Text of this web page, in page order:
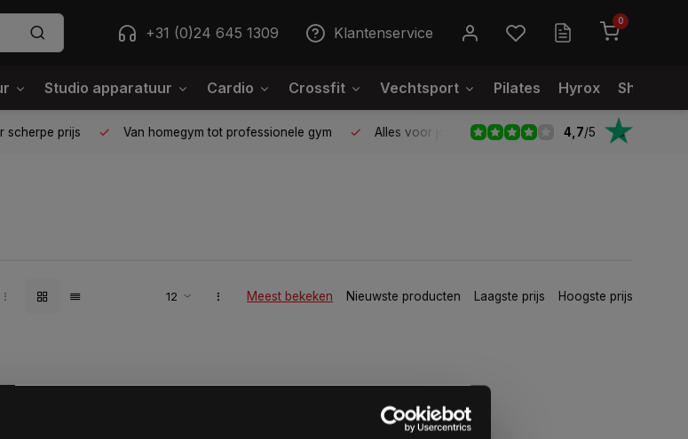
+31 (0)24 645 1309 Klantenservice
0
Studio apparatuur Cardio Crossfit Vechtsport Pilates Hyrox
prijs Van homegym tot professionele gym Alles voor jouw gym op één plek Voor 95%
4,7/5
Meest bekeken Nieuwste producten Laagste prijs Hoogste prijs